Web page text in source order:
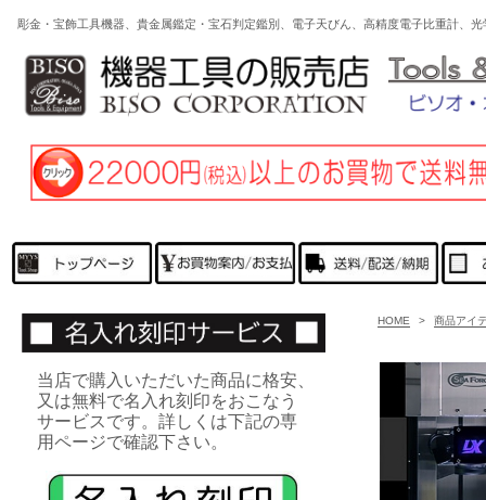
彫金・宝飾工具機器、貴金属鑑定・宝石判定鑑別、電子天びん、高精度電子比重計
HOME > 商品アイ
当店で購入いただいた商品に格安、
又は無料で名入れ刻印をおこなう
サービスです。詳しくは下記の専
用ページで確認下さい。